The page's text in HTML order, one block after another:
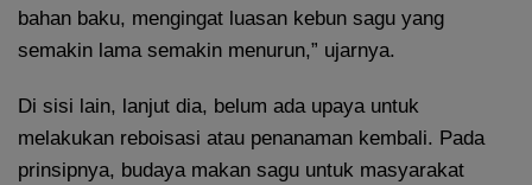
bahan baku, mengingat luasan kebun sagu yang
semakin lama semakin menurun,” ujarnya.
Di sisi lain, lanjut dia, belum ada upaya untuk
melakukan reboisasi atau penanaman kembali. Pada
prinsipnya, budaya makan sagu untuk masyarakat